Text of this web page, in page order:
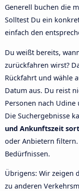
Generell buchen die
Solltest Du ein
einfach den
Du weißt bereits,
zurückfahren wirst?
Rückfahrt und wähle
Datum aus. Du reist
Personen nach
Die Suchergebnisse
und Ankunftszeit
oder Anbietern filtern.
Bedürfnissen.
Übrigens: Wir zeigen
zu anderen